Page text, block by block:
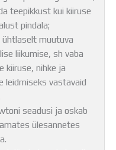
teepikkust kui kiiruse
pindala;
ühtlaselt muutuva
liikumise, sh vaba
kiiruse, nihke ja
leidmiseks vastavaid
seadusi ja oskab
ülesannetes